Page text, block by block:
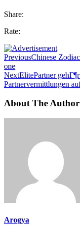
Share:
Rate:
PreviousChinese
one
NextElitePartner
Partnervermittlungen
About The Author
Arogya